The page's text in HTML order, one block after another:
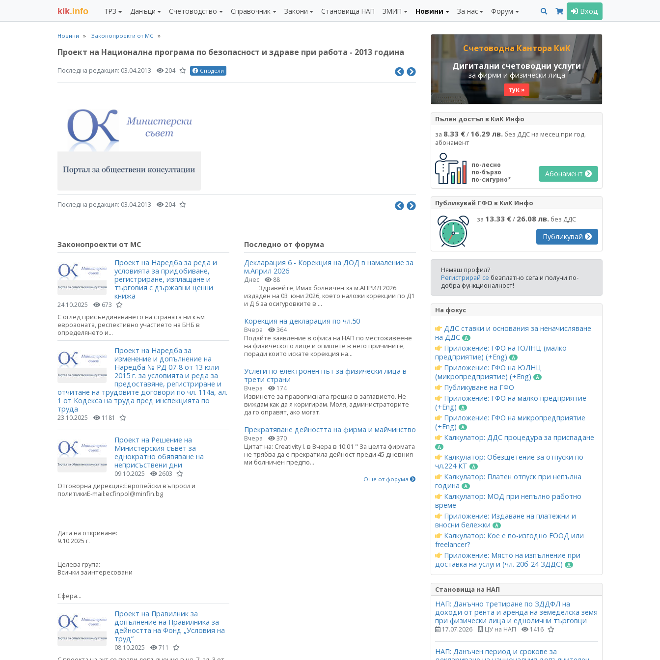
kik.info ТРЗ Данъци Счетоводство Справочник Закони Становища НАП ЗМИП Новини За нас Форум Вход
Новини Законопроекти от МС
Проект на Национална програма по безопасност и здраве при работа - 2013 година
Последна редакция: 03.04.2013 204 Сподели
Последна редакция: 03.04.2013 204
Законопроекти от МС
Проект на Наредба за реда и
условията за придобиване,
регистриране, изплащане и
търговия с държавни ценни
книжа
24.10.2025 673
С оглед присъединяването на страната ни към
еврозоната, респективно участието на БНБ в
определянето и...
Проект на Наредба за
изменение и допълнение на
Наредба № РД 07-8 от 13 юли
2015 г. за условията и реда за
предоставяне, регистриране и
отчитане на трудовите договори по чл. 114а, ал.
1 от Кодекса на труда пред инспекцията по
труда
23.10.2025 1181
Проект на Решение на
Министерския съвет за
еднократно обявяване на
неприсъствени дни
09.10.2025 2603
Отговорна дирекция:Европейски въпроси и
политикиE-mail:ecfinpol@minfin.bg
Дата на откриване:
9.10.2025 г.
Целева група:
Всички заинтересовани
Сфера...
Проект на Правилник за
допълнение на Правилника за
дейността на Фонд „Условия на
труд“
08.10.2025 711
Последно от форума
Декларация 6 - Корекция на ДОД в намаление за
м.Април 2026
Днес 88
Здравейте, Имах болничен за м.АПРИЛ 2026
издаден на 03 юни 2026, което наложи корекции по Д1
и Д 6 за осигуровките в ...
Корекция на декларация по чл.50
Вчера 364
Подайте заявление в офиса на НАП по местоживеене
на физическото лице и опишете в него причините,
поради които искате корекция на...
Услеги по електронен път за физически лица в
трети страни
Вчера 174
Извинете за правописната грешка в заглавието. Не
виждам как да я коригирам. Моля, администраторите
да го оправят, ако могат.
Прекратяване дейността на фирма и майчинство
Вчера 370
Цитат на: Creativity I. в Вчера в 10:01 " За целта фирмата
не трябва да е прекратила дейност преди 45 дневния
ми болничен предпо...
Още от форума
Счетоводна Кантора КиК
Дигитални счетоводни услуги
за фирми и физически лица
тук »
Пълен достъп в КиК Инфо
за 8.33 €/ 16.29 лв. без ДДС на месец при год.
абонамент
по-лесно
по-бързо
по-сигурно*
Абонамент
Публикувай ГФО в КиК Инфо
за 13.33 €/ 26.08 лв. без ДДС
Публикувай
Нямаш профил?
Регистрирай се безплатно сега и получи по-
добра функционалност!
На фокус
ДДС ставки и основания за неначисляване
на ДДС
Приложение: ГФО на ЮЛНЦ (малко
предприятие) (+Eng)
Приложение: ГФО на ЮЛНЦ
(микропредприятие) (+Eng)
Публикуване на ГФО
Приложение: ГФО на малко предприятие
(+Eng)
Приложение: ГФО на микропредприятие
(+Eng)
Калкулатор: ДДС процедура за приспадане
Калкулатор: Обезщетение за отпуски по
чл.224 КТ
Калкулатор: Платен отпуск при непълна
година
Калкулатор: МОД при непълно работно
време
Приложение: Издаване на платежни и
вносни бележки
Калкулатор: Кое е по-изгодно ЕООД или
freelancer?
Приложение: Място на изпълнение при
доставка на услуги (чл. 20б-24 ЗДДС)
Становища на НАП
НАП: Данъчно третиране по ЗДДФЛ на
доходи от рента и аренда на земеделска земя
при физически лица и еднолични търговци
17.07.2026 ЦУ на НАП 1416
НАП: Данъчен период и срокове за